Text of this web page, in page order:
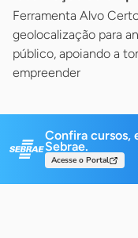
Ferramenta Alvo
geolocalização para
público, apoiando a
empreender
Confira cursos,
Sebrae.
Acesse o Portal